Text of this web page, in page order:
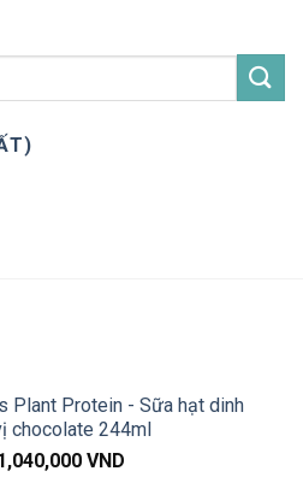
Plant Protein - Sữa hạt dinh
chocolate 244ml
VND